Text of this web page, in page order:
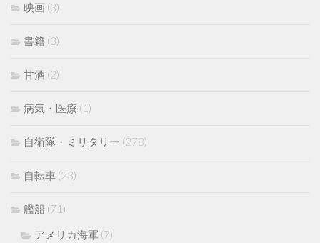
映画 (3)
書籍 (3)
甘酒 (2)
病気・医療 (1)
自衛隊・ミリタリー (278)
自転車 (23)
艦船 (71)
アメリカ海軍 (7)